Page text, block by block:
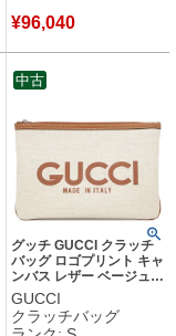
¥96,040
グッチ GUCCI クラッチ
バッグ ロゴプリント キャ
ンバス レザー ベージュ×
ブラウン シルバー金具 セ
カンドバッグ ストラップ
付 ポーチ 777165 【保存
GUCCI
クラッチバッグ
中古